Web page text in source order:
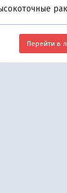
Перейти в